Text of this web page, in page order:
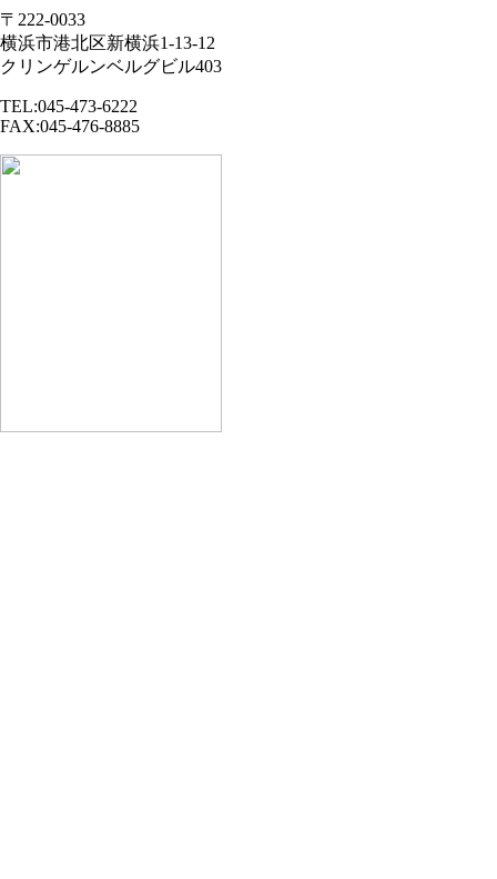
〒222-0033
横浜市港北区新横浜1-13-12
クリンゲルンベルグビル403
TEL:045-473-6222
FAX:045-476-8885